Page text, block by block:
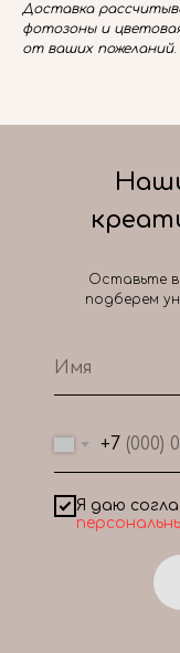
Доставка
фотозоны и
от ваших пожеланий.
+7
Я даю
Оставьте
подберем